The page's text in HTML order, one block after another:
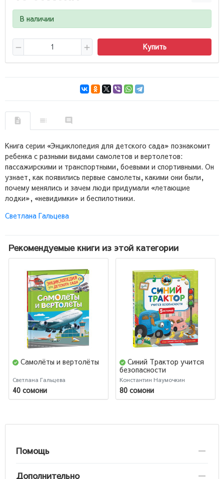
В наличии
Купить
Книга серии «Энциклопедия для детского сада» познакомит
ребенка с разными видами самолетов и вертолетов:
пассажирскими и транспортными, боевыми и спортивными. Он
узнает, как появились первые самолеты, какими они были,
почему менялись и зачем люди придумали «летающие
лодки», «невидимки» и беспилотники.
Светлана Гальцева
Рекомендуемые книги из этой категории
Самолёты и вертолёты
Светлана Гальцева
40 сомони
Синий Трактор учится
безопасности
Константин Наумочкин
80 сомони
Помощь
Дополнительно